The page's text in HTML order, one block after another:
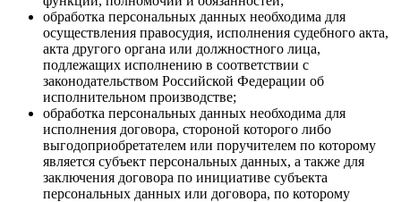
обработка персональных данных необходима для
осуществления правосудия, исполнения судебного акта,
акта другого органа или должностного лица,
подлежащих исполнению в соответствии с
законодательством Российской Федерации об
исполнительном производстве;
обработка персональных данных необходима для
исполнения договора, стороной которого либо
выгодоприобретателем или поручителем по которому
является субъект персональных данных, а также для
заключения договора по инициативе субъекта
персональных данных или договора, по которому